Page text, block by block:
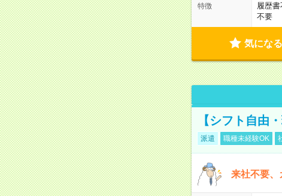
特徴 履歴書
不要
気になる
【シフト自由
派遣 職種未経験OK
来社不要、